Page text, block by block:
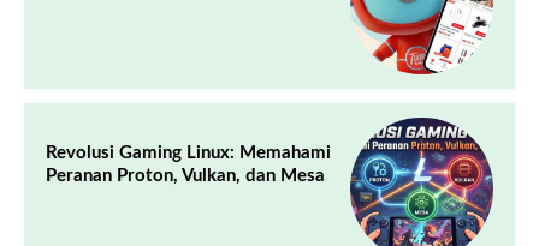
Revolusi Gaming Linux: Memahami
Peranan Proton, Vulkan, dan Mesa